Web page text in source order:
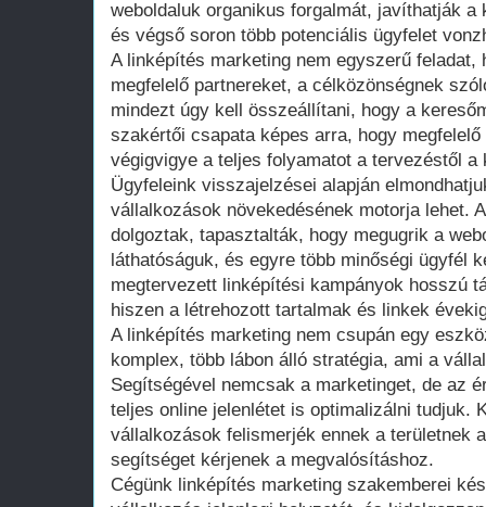
weboldaluk organikus forgalmát, javíthatják
és végső soron több potenciális ügyfelet
A linképítés marketing nem egyszerű feladat,
megfelelő partnereket, a célközönségnek
mindezt úgy kell összeállítani, hogy a
szakértői csapata képes arra, hogy
végigvigye a teljes folyamatot a tervezéstől a
Ügyfeleink visszajelzései alapján
vállalkozások növekedésének motorja lehet.
dolgoztak, tapasztalták, hogy megugrik a
láthatóságuk, és egyre több minőségi ügyfél
megtervezett linképítési kampányok hosszú
hiszen a létrehozott tartalmak és linkek
A linképítés marketing nem csupán egy
komplex, több lábon álló stratégia, ami a
Segítségével nemcsak a marketinget, de az
teljes online jelenlétet is optimalizálni tudjuk.
vállalkozások felismerjék ennek a területnek
segítséget kérjenek a megvalósításhoz.
Cégünk linképítés marketing szakemberei